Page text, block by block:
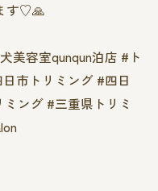
す♡🙏
美容室qunqun泊店 #ト
市トリミング #四日
ング #三重県トリミ